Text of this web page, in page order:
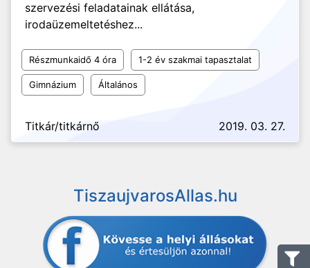
szervezési feladatainak ellátása,
irodaüzemeltetéshez...
Részmunkaidő 4 óra 1-2 év szakmai tapasztalat
Gimnázium Általános
Titkár/titkárnő 2019. 03. 27.
TiszaujvarosAllas.hu